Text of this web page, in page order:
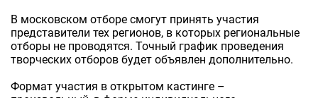
В московском отборе смогут принять участия
представители тех регионов, в которых региональные
отборы не проводятся. Точный график проведения
творческих отборов будет объявлен дополнительно.
Формат участия в открытом кастинге –